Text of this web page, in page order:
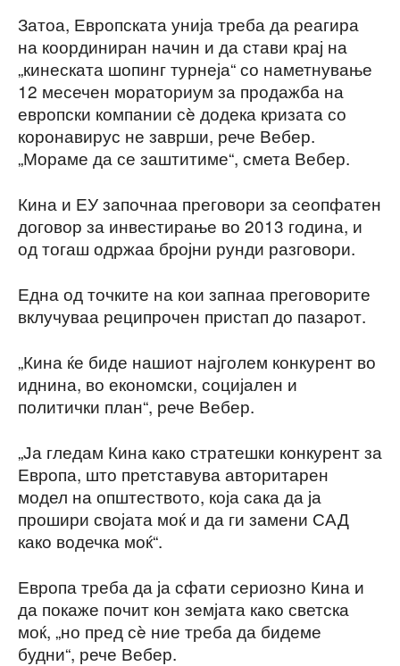
Затоа, Европската унија треба да реагира
на координиран начин и да стави крај на
„кинеската шопинг турнеја“ со наметнување
12 месечен мораториум за продажба на
европски компании сè додека кризата со
коронавирус не заврши, рече Вебер.
„Мораме да се заштитиме“, смета Вебер.
Кина и ЕУ започнаа преговори за сеопфатен
договор за инвестирање во 2013 година, и
од тогаш одржаа бројни рунди разговори.
Една од точките на кои запнаа преговорите
вклучуваа реципрочен пристап до пазарот.
„Кина ќе биде нашиот најголем конкурент во
иднина, во економски, социјален и
политички план“, рече Вебер.
„Ја гледам Кина како стратешки конкурент за
Европа, што претставува авторитарен
модел на општеството, која сака да ја
прошири својата моќ и да ги замени САД
како водечка моќ“.
Европа треба да ја сфати сериозно Кина и
да покаже почит кон земјата како светска
моќ, „но пред сè ние треба да бидеме
будни“, рече Вебер.